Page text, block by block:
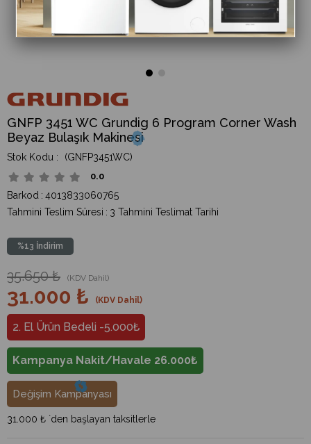
GNFP 3451 WC Grundig 6 Program Corner Wash
Beyaz Bulaşık Makinesi
(GNFP3451WC)
0.0
Barkod : 4013833060765
Tahmini Teslim Süresi : 3 Tahmini Teslimat Tarihi
%13 İndirim
35.650 ₺ (KDV Dahil)
31.000 ₺ (KDV Dahil)
2. El Ürün Bedeli -5.000₺
Kampanya Nakit/Havale 26.000₺
Değişim Kampanyası
31.000 ₺ `den başlayan taksitlerle